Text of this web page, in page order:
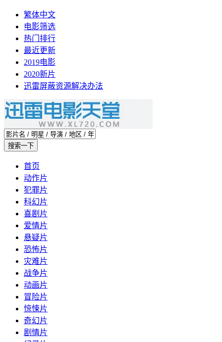
繁体中文
电影筛选
热门排行
最近更新
2019电影
2020新片
迅雷屏蔽资源解决办法
首页
动作片
犯罪片
科幻片
喜剧片
爱情片
悬疑片
恐怖片
灾难片
战争片
动画片
冒险片
惊悚片
奇幻片
剧情片